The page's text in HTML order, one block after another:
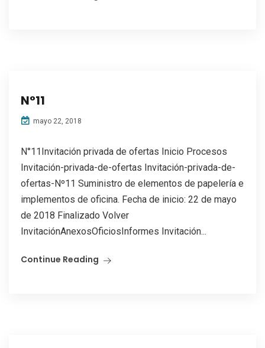
N°11
mayo 22, 2018
N°11Invitación privada de ofertas Inicio Procesos
Invitación-privada-de-ofertas Invitación-privada-de-
ofertas-Nº11 Suministro de elementos de papelería e
implementos de oficina. Fecha de inicio: 22 de mayo
de 2018 Finalizado Volver
InvitaciónAnexosOficiosInformes Invitación...
Continue Reading